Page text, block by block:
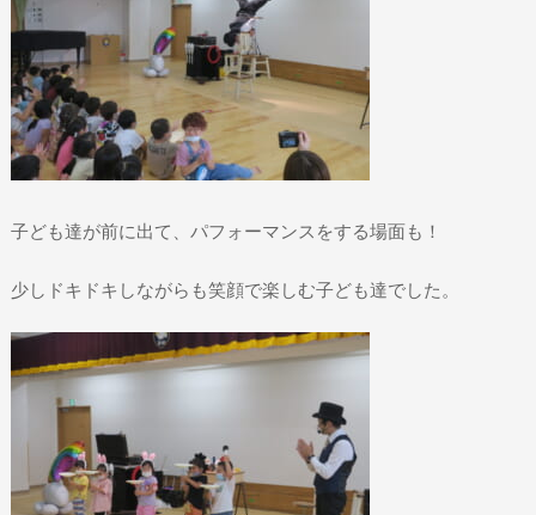
子ども達が前に出て、パフォーマンスをする場面も！
少しドキドキしながらも笑顔で楽しむ子ども達でした。